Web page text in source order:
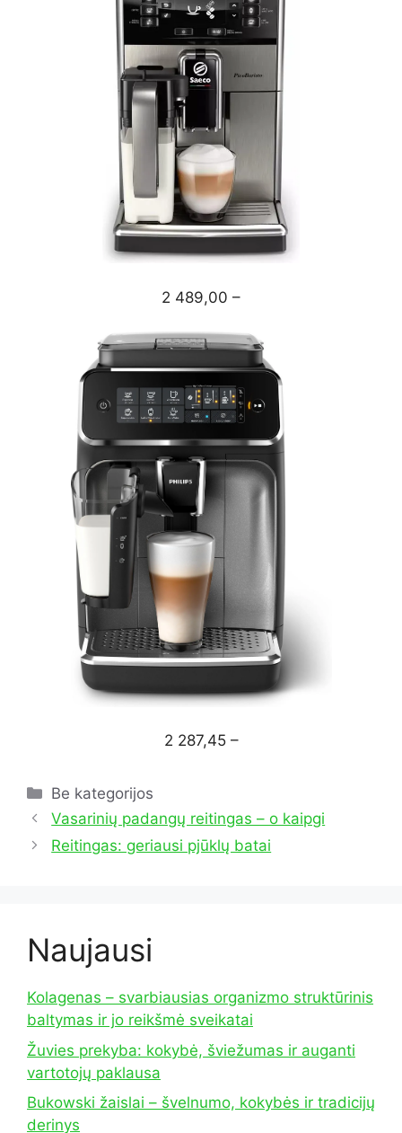
2 489,00 –
2 287,45 –
Kategorijos
Be kategorijos
Vasarinių padangų reitingas – o kaipgi
Reitingas: geriausi pjūklų batai
Naujausi
Kolagenas – svarbiausias organizmo struktūrinis
baltymas ir jo reikšmė sveikatai
Žuvies prekyba: kokybė, šviežumas ir auganti
vartotojų paklausa
Bukowski žaislai – švelnumo, kokybės ir tradicijų
derinys